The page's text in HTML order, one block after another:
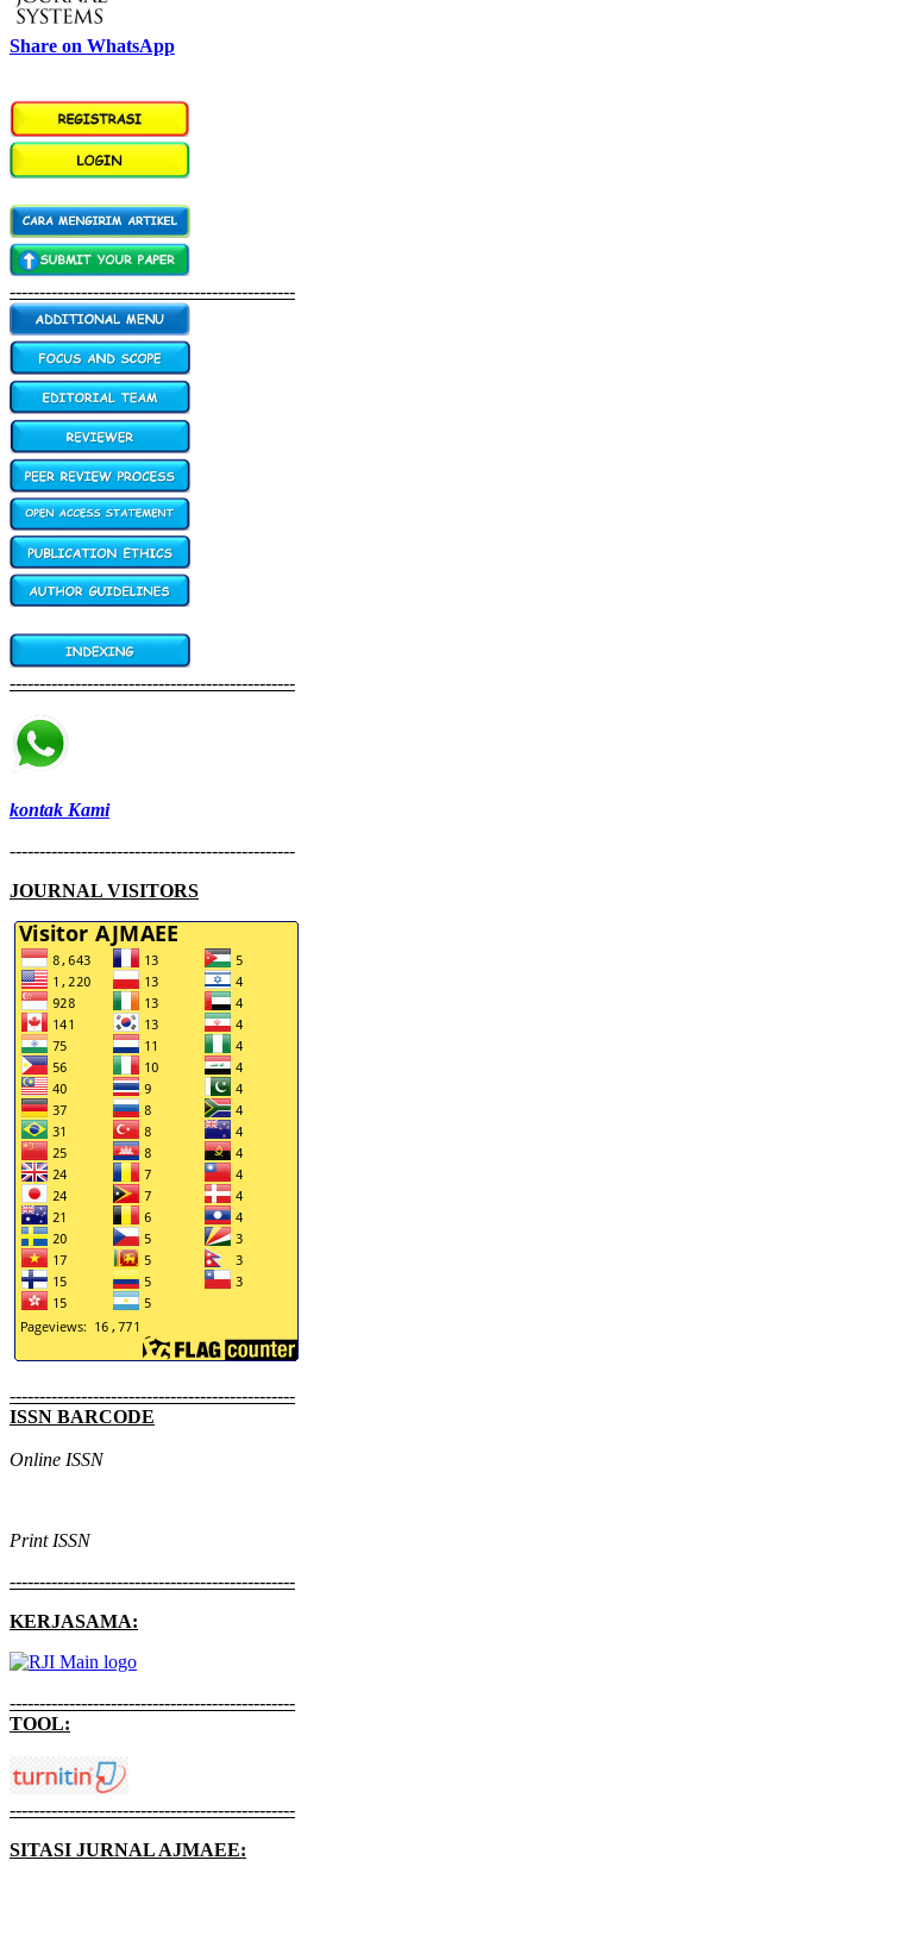
Share on WhatsApp
------------------------------------------------
------------------------------------------------
kontak Kami
------------------------------------------------
JOURNAL VISITORS
------------------------------------------------
ISSN BARCODE
Online ISSN
Print ISSN
------------------------------------------------
KERJASAMA:
------------------------------------------------
TOOL:
------------------------------------------------
SITASI JURNAL AJMAEE: